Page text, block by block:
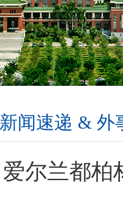
新闻速递 & 外
爱尔兰都柏